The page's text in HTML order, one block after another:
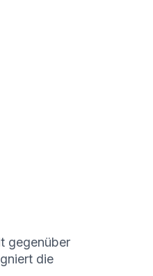
gegenüber
die